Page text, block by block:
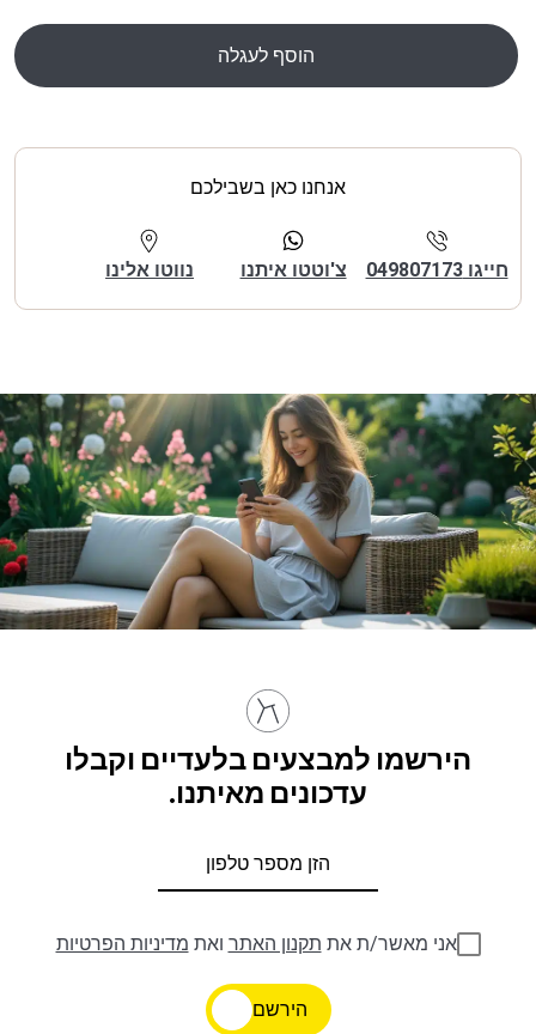
הוסף לעגלה
אנחנו כאן בשבילכם
חייגו 049807173 צ'וטטו איתנו נווטו אלינו
הירשמו למבצעים בלעדיים וקבלו
עדכונים מאיתנו.
אני מאשר/ת את תקנון האתר ואת מדיניות הפרטיות
הירשם